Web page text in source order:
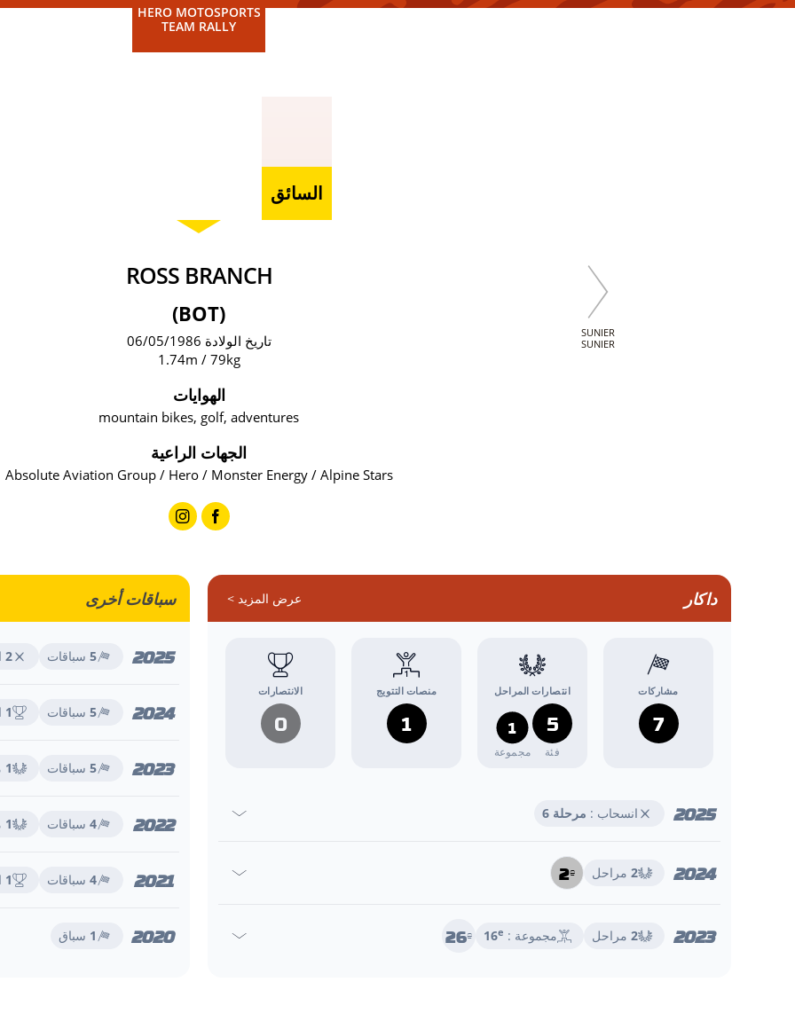
HERO MOTOSPORTS
TEAM RALLY
السائق
SUNIER
SUNIER
ROSS BRANCH
(BOT)
تاريخ الولادة 06/05/1986
1.74m / 79kg
الهوايات
mountain bikes, golf, adventures
الجهات الراعية
Absolute Aviation Group / Hero / Monster Energy / Alpine Stars
داكار عرض المزيد >
مشاركات
7
انتصارات المراحل
5
فئة
1
مجموعة
منصات التتويج
1
الانتصارات
0
2025 انسحاب : مرحلة 6
2024
2 مراحل 2e
2023
2 مراحل مجموعة : 16e
26e
سباقات أخرى
2025
5 سباقات 2
2024
5 سباقات 1
2023
5 سباقات 1
2022
4 سباقات 1
2021
4 سباقات 1
2020
1 سباق